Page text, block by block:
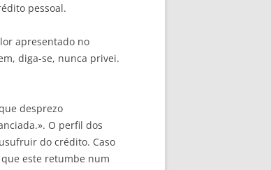
pessoal.
apresentado no
diga-se, nunca privei.
desprezo
O perfil dos
do crédito. Caso
este retumbe num